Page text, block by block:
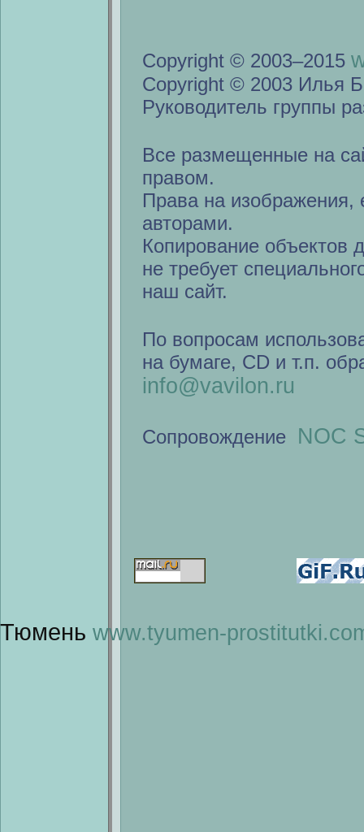
Copyright © 2003–2015
Copyright © 2003 Илья
Руководитель группы
Все размещенные на
правом.
Права на изображения,
авторами.
Копирование объектов
не требует
наш сайт.
По вопросам
на бумаге, CD и т.п.
info@vavilon.ru
Сопровождение NOC
Тюмень www.tyumen-